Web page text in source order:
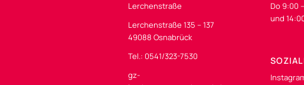
Lerchenstraße
Lerchenstraße 135 – 137
49088 Osnabrück
Tel.: 0541/323-7530
gz-
Do 9:00
und